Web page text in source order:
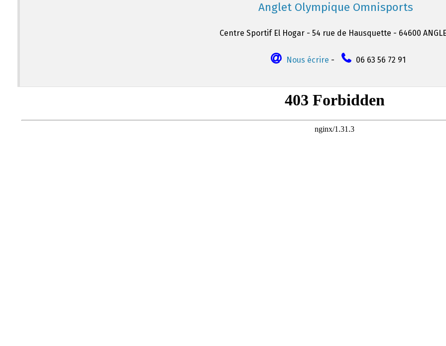
Anglet Olympique Omnisports
Centre Sportif El Hogar - 54 rue de Hausquette - 64600
Nous écrire - 06 63 56 72 91